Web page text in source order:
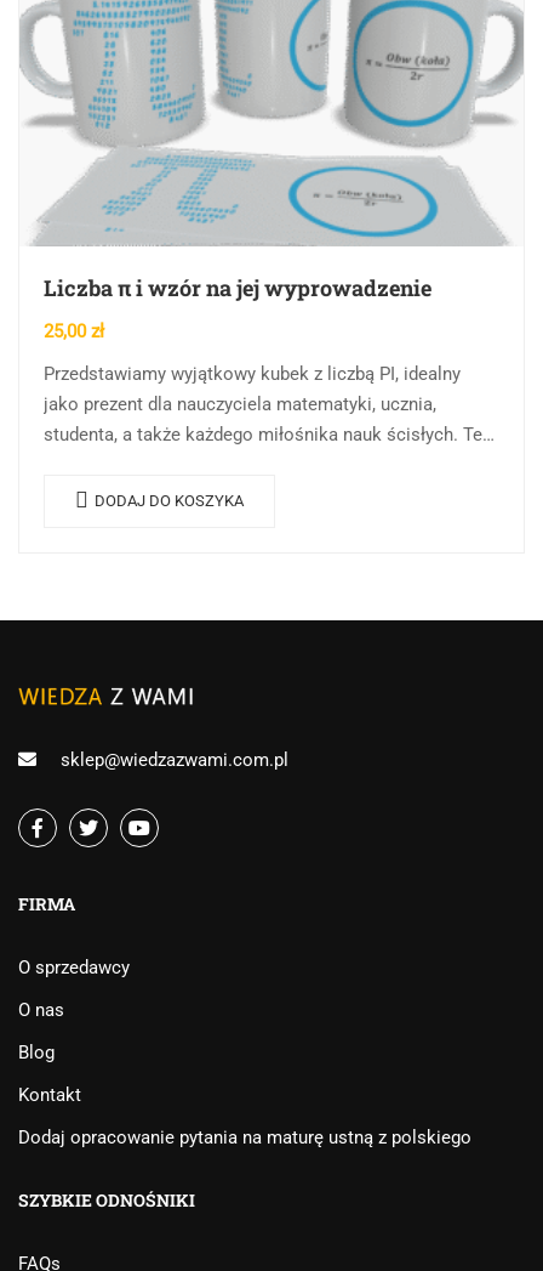
Liczba π i wzór na jej wyprowadzenie
25,00zł
Przedstawiamy wyjątkowy kubek z liczbą PI, idealny
jako prezent dla nauczyciela matematyki, ucznia,
studenta, a także każdego miłośnika nauk ścisłych. Ten
codziennego…
DODAJ DO KOSZYKA
sklep@wiedzazwami.com.pl
FIRMA
O sprzedawcy
O nas
Blog
Kontakt
Dodaj opracowanie pytania na maturę ustną z polskiego
SZYBKIE ODNOŚNIKI
FAQs